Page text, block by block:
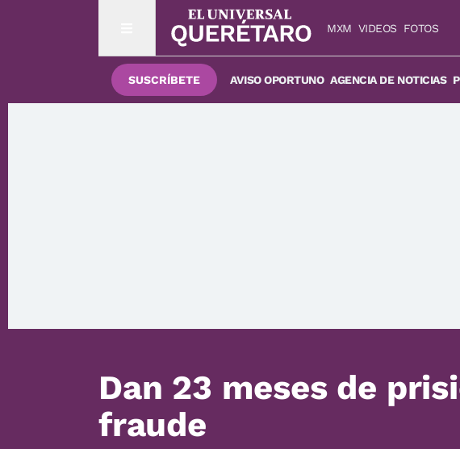
MXM VIDEOS FOTOS
SUSCRÍBETE AVISO OPORTUNO AGENCIA DE NOTICIAS
Dan 23 meses de
fraude